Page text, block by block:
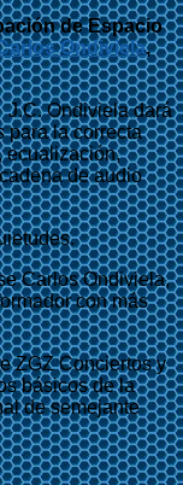
de Espacio
Ondiviela,
J.C. Ondiviela dará
para la correcta
ecualización,
de audio
Carlos Ondiviela,
con más
ZGZ Conciertos y
básicos de la
de semejante